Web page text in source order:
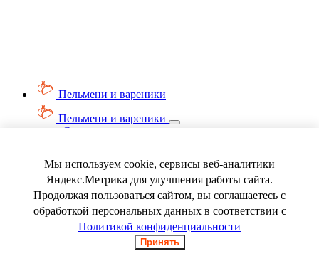
Пельмени и вареники
Пельмени и вареники
Смотреть весь раздел
Ягода замороженная
Мы используем cookie, сервисы веб-аналитики
Яндекс.Метрика для улучшения работы сайта.
Продолжая пользоваться сайтом, вы соглашаетесь с
обработкой персональных данных в соответствии с
Политикой конфиденциальности
Принять